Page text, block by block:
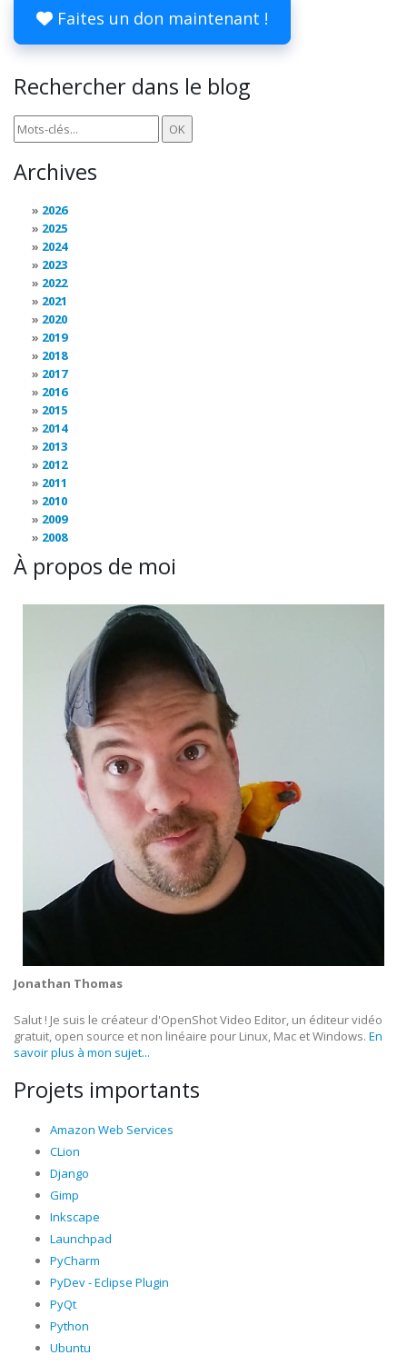
Faites un don maintenant !
Rechercher dans le blog
Archives
2026
2025
2024
2023
2022
2021
2020
2019
2018
2017
2016
2015
2014
2013
2012
2011
2010
2009
2008
À propos de moi
Jonathan Thomas
Salut ! Je suis le créateur d'OpenShot Video Editor, un éditeur vidéo
gratuit, open source et non linéaire pour Linux, Mac et Windows. En
savoir plus à mon sujet...
Projets importants
Amazon Web Services
CLion
Django
Gimp
Inkscape
Launchpad
PyCharm
PyDev - Eclipse Plugin
PyQt
Python
Ubuntu